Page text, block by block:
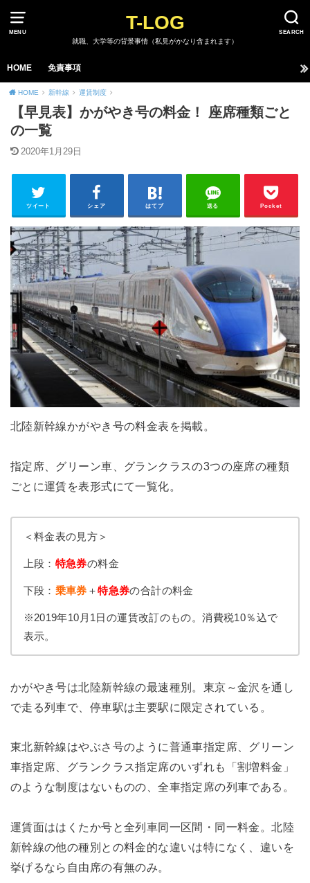
MENU SEARCH
T-LOG
就職、大学等の背景事情（私見がかなり含まれます）
HOME 免責事項
HOME 新幹線 運賃制度
【早見表】かがやき号の料金！ 座席種類ごと
の一覧
2020年1月29日
ツイート シェア はてブ 送る Pocket
北陸新幹線かがやき号の料金表を掲載。
指定席、グリーン車、グランクラスの3つの座席の種類
ごとに運賃を表形式にて一覧化。
＜料金表の見方＞
上段： 特急券の料金
下段： 乗車券 ＋特急券の合計の料金
※2019年10月1日の運賃改訂のもの。消費税10％込で
表示。
かがやき号は北陸新幹線の最速種別。東京～金沢を通し
で走る列車で、停車駅は主要駅に限定されている。
東北新幹線はやぶさ号のように普通車指定席、グリーン
車指定席、グランクラス指定席のいずれも「割増料金」
のような制度はないものの、全車指定席の列車である。
運賃面ははくたか号と全列車同一区間・同一料金。北陸
新幹線の他の種別との料金的な違いは特になく、違いを
挙げるなら自由席の有無のみ。